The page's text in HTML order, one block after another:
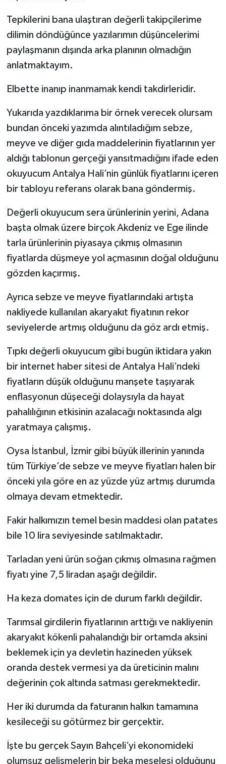
Tepkilerini bana ulaştıran değerli takipçilerime
dilimin döndüğünce yazılarımın düşüncelerimi
paylaşmanın dışında arka planının olmadığın
anlatmaktayım.
Elbette inanıp inanmamak kendi takdirleridir.
Yukarıda yazdıklarıma bir örnek verecek olursam
bundan önceki yazımda alıntıladığım sebze,
meyve ve diğer gıda maddelerinin fiyatlarının yer
aldığı tablonun gerçeği yansıtmadığını ifade eden
okuyucum Antalya Hali’nin günlük fiyatlarını içeren
bir tabloyu referans olarak bana göndermiş.
Değerli okuyucum sera ürünlerinin yerini, Adana
başta olmak üzere birçok Akdeniz ve Ege ilinde
tarla ürünlerinin piyasaya çıkmış olmasının
fiyatlarda düşmeye yol açmasının doğal olduğunu
gözden kaçırmış.
Ayrıca sebze ve meyve fiyatlarındaki artışta
nakliyede kullanılan akaryakıt fiyatının rekor
seviyelerde artmış olduğunu da göz ardı etmiş.
Tıpkı değerli okuyucum gibi bugün iktidara yakın
bir internet haber sitesi de Antalya Hali’ndeki
fiyatların düşük olduğunu manşete taşıyarak
enflasyonun düşeceği dolaysıyla da hayat
pahalılığının etkisinin azalacağı noktasında algı
yaratmaya çalışmış.
Oysa İstanbul, İzmir gibi büyük illerinin yanında
tüm Türkiye’de sebze ve meyve fiyatları halen bir
önceki yıla göre en az yüzde yüz artmış durumda
olmaya devam etmektedir.
Fakir halkımızın temel besin maddesi olan patates
bile 10 lira seviyesinde satılmaktadır.
Tarladan yeni ürün soğan çıkmış olmasına rağmen
fiyatı yine 7,5 liradan aşağı değildir.
Ha keza domates için de durum farklı değildir.
Tarımsal girdilerin fiyatlarının arttığı ve nakliyenin
akaryakıt kökenli pahalandığı bir ortamda aksini
beklemek için ya devletin hazineden yüksek
oranda destek vermesi ya da üreticinin malını
değerinin çok altında satması gerekmektedir.
Her iki durumda da faturanın halkın tamamına
kesileceği su götürmez bir gerçektir.
İşte bu gerçek Sayın Bahçeli’yi ekonomideki
olumsuz gelişmelerin bir beka meselesi olduğunu